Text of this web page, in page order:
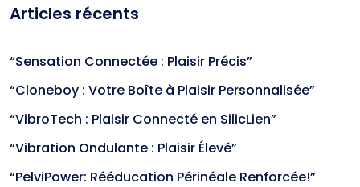
Articles récents
“Sensation Connectée : Plaisir Précis”
“Cloneboy : Votre Boîte à Plaisir Personnalisée”
“VibroTech : Plaisir Connecté en SilicLien”
“Vibration Ondulante : Plaisir Élevé”
“PelviPower: Rééducation Périnéale Renforcée!”